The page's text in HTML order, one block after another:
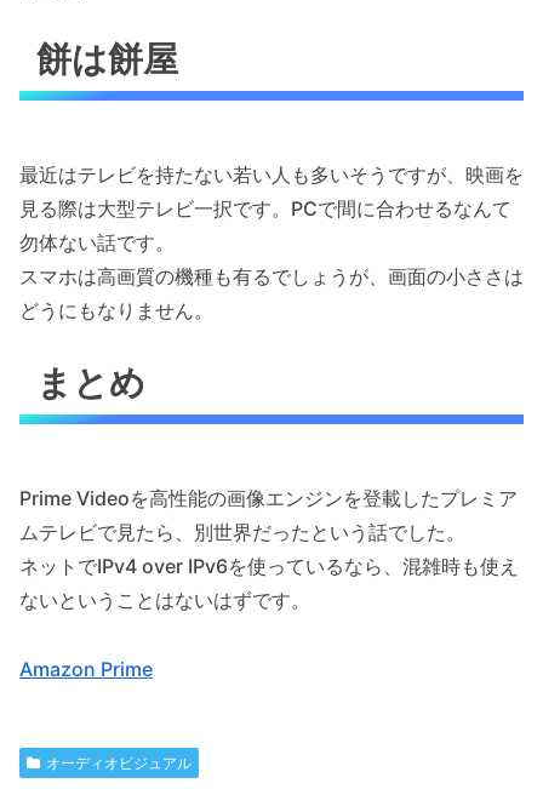
餅は餅屋
最近はテレビを持たない若い人も多いそうですが、映画を
見る際は大型テレビ一択です。PCで間に合わせるなんて
勿体ない話です。
スマホは高画質の機種も有るでしょうが、画面の小ささは
どうにもなりません。
まとめ
Prime Videoを高性能の画像エンジンを登載したプレミア
ムテレビで見たら、別世界だったという話でした。
ネットでIPv4 over IPv6を使っているなら、混雑時も使え
ないということはないはずです。
Amazon Prime
オーディオビジュアル